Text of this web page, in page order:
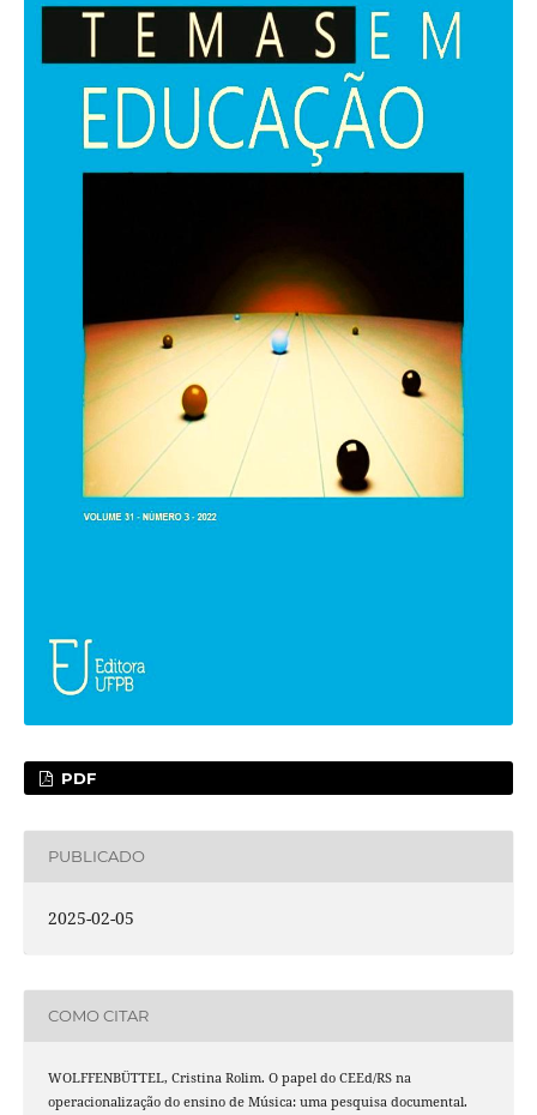
PDF
PUBLICADO
2025-02-05
COMO CITAR
WOLFFENBÜTTEL, Cristina Rolim. O papel do CEEd/RS na
operacionalização do ensino de Música: uma pesquisa documental.